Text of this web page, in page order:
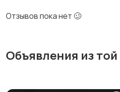
Отзывов пока нет 🥴
Объявления из